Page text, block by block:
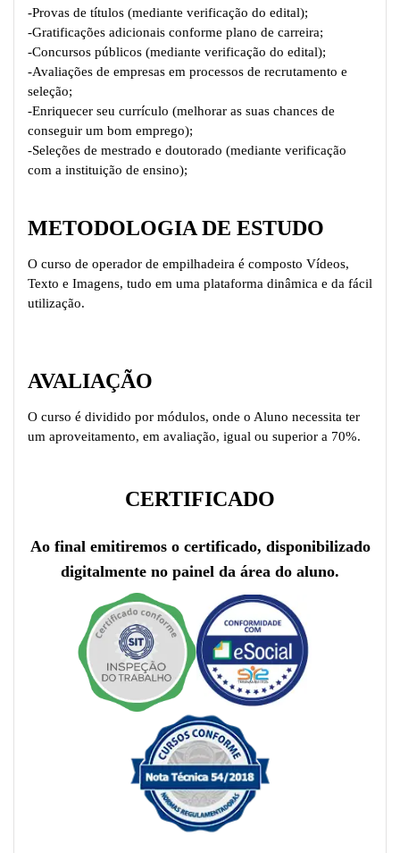
-Provas de títulos (mediante verificação do edital);
-Gratificações adicionais conforme plano de carreira;
-Concursos públicos (mediante verificação do edital);
-Avaliações de empresas em processos de recrutamento e
seleção;
-Enriquecer seu currículo (melhorar as suas chances de
conseguir um bom emprego);
-Seleções de mestrado e doutorado (mediante verificação
com a instituição de ensino);
METODOLOGIA DE ESTUDO
O curso de operador de empilhadeira é composto Vídeos,
Texto e Imagens, tudo em uma plataforma dinâmica e da fácil
utilização.
AVALIAÇÃO
O curso é dividido por módulos, onde o Aluno necessita ter
um aproveitamento, em avaliação, igual ou superior a 70%.
CERTIFICADO
Ao final emitiremos o certificado, disponibilizado
digitalmente no painel da área do aluno.